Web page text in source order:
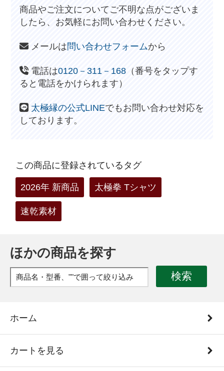
商品やご注文についてご不明な点がございま
したら、お気軽にお問い合わせください。
メールは問い合わせフォームから
電話は0120－311－168 （番号をタップす
ると電話をかけられます）
太極縁の公式LINEでもお問い合わせ対応を
しております。
この商品に登録されているタグ
2026年 新商品 太極拳 Tシャツ
速乾素材
ほかの商品を探す
検索
ホーム
カートを見る